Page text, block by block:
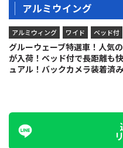
アルミウイング
アルミウィング ワイド ベッド付
グルーウェーブ特選車！人気
が入荷！ベッド付で長距離も
ュアル！バックカメラ装着済み